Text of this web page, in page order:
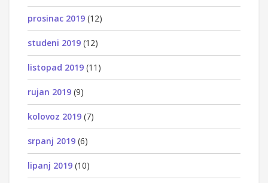
prosinac 2019 (12)
studeni 2019 (12)
listopad 2019 (11)
rujan 2019 (9)
kolovoz 2019 (7)
srpanj 2019 (6)
lipanj 2019 (10)